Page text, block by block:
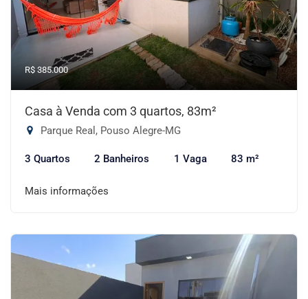
R$ 385.000
Casa à Venda com 3 quartos, 83m²
Parque Real, Pouso Alegre-MG
3 Quartos 2 Banheiros 1 Vaga 83 m²
Mais informações